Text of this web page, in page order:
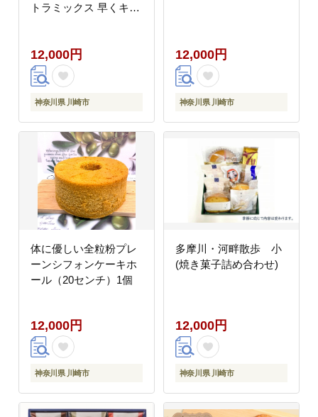
トラミックス 早くキレ
（スイート）1kg バナ
ナ約50本分 コーティン
グチョコ チョコレート
製菓用チョコレート
12,000円
神奈川県 川崎市
12,000円
神奈川県 川崎市
体に優しい全粒粉プレ
ーンシフォンケーキホ
ール（20センチ）1個
12,000円
神奈川県 川崎市
多摩川・河畔散歩 小
(焼き菓子詰め合わせ)
12,000円
神奈川県 川崎市